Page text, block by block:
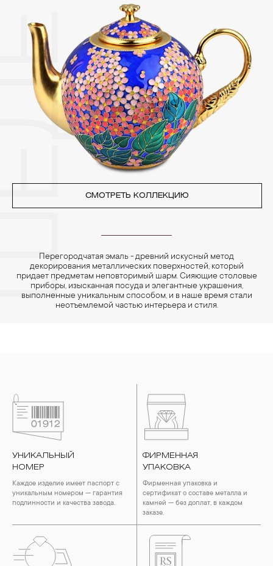
3. Ни в коем случае не храните украшения в ванной комнате.
Особенно беречь от воздействия влаги, необходимо
позолоченные изделия. Также высокую влажность плохо
переносят жемчуг, бирюза, малахит и янтарь.
4. Специалисты обычно рекомендуют чистить украшения не
реже одного раза в месяц, а также регулярно протирать их
фланелевой или замшевой салфеткой.
СМОТРЕТЬ КОЛЛЕКЦИЮ
Перегородчатая эмаль - древний искусный метод
декорирования металлических поверхностей, который
придает предметам неповторимый шарм. Сияющие столовые
приборы, изысканная посуда и элегантные украшения,
выполненные уникальным способом, и в наше время стали
неотъемлемой частью интерьера и стиля.
УНИКАЛЬНЫЙ
НОМЕР
Каждое изделие имеет паспорт с
уникальным номером — гарантия
подлинности и качества завода.
ФИРМЕННАЯ
УПАКОВКА
Фирменная упаковка и
сертификат о составе металла и
камней — без доплат, в каждом
заказе.